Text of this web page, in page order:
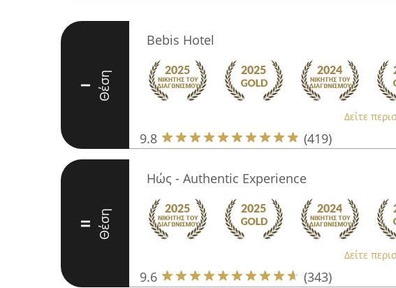
I Θέση
Bebis Hotel
Δείτε
9.8 (419)
II Θέση
Ηώς - Authentic Experience
Δείτε
9.6 (343)